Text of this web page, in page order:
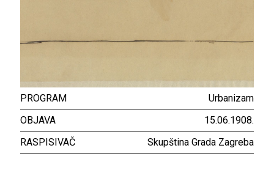
PROGRAM
Urbanizam
OBJAVA
15.06.1908.
RASPISIVAČ
Skupština Grada Zagreba